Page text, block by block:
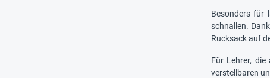
Besonders für
schnallen.
Rucksack auf
Für Lehrer,
verstellbaren